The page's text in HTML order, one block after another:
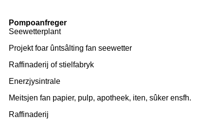
Pompoanfreger
Seewetterplant
Projekt foar ûntsâlting fan seewetter
Raffinaderij of stielfabryk
Enerzjysintrale
Meitsjen fan papier, pulp, apotheek, iten, sûker ensfh.
Raffinaderij